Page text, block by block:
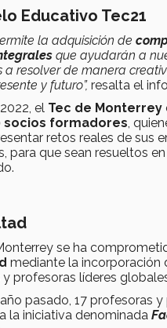
Educativo Tec21
la adquisición de
que ayudarán a
a resolver de manera
y futuro”, resalta el
el Tec de Monterrey
socios formadores,
retos reales de sus
para que sean resueltos
se ha
mediante la incorporación
profesoras líderes
pasado, 17 profesoras
la iniciativa denominada